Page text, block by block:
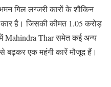
गिल लग्जरी कारों के शौकिन
है। जिसकी कीमत 1.05 करोड़
Mahindra Thar समेत कई अन्य
एक महंगी कारें मौजूद हैं।